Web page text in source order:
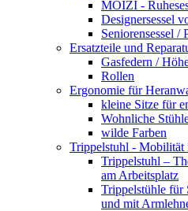
MOIZI -
Designersessel
Seniorensessel /
Ersatzteile und
Gasfedern /
Rollen
Ergonomie für
kleine Sitze für
Wohnliche
wilde Farben
Trippelstuhl - Mobilität
Trippelstuhl –
am Arbeitsplatz
Trippelstühle für
und mit